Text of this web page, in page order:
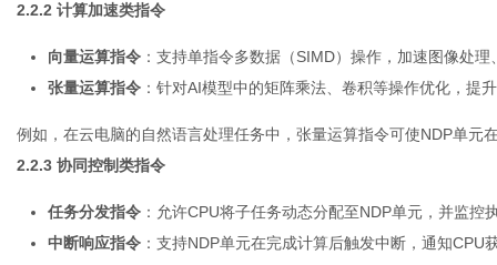
2.2.2 计算加速类指令
向量运算指令 ：支持单指令多数据（SIMD）操作，加速图像处
张量运算指令 ：针对AI模型中的矩阵乘法、卷积等操作优化，提
例如，在云电脑的自然语言处理任务中，张量运算指令可使NDP单元
2.2.3 协同控制类指令
任务分发指令 ：允许CPU将子任务动态分配至NDP单元，并监控
中断响应指令 ：支持NDP单元在完成计算后触发中断，通知CPU